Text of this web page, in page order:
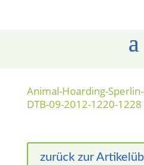
Animal-Hoarding-
DTB-09-2012-1220-1228
zurück zur